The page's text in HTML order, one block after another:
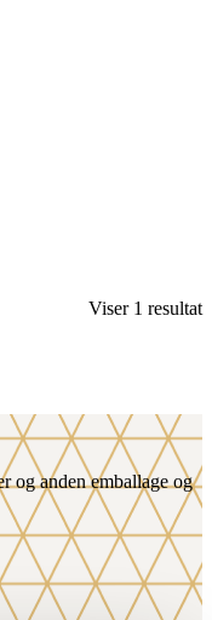
Viser 1 resultat
og anden emballage og